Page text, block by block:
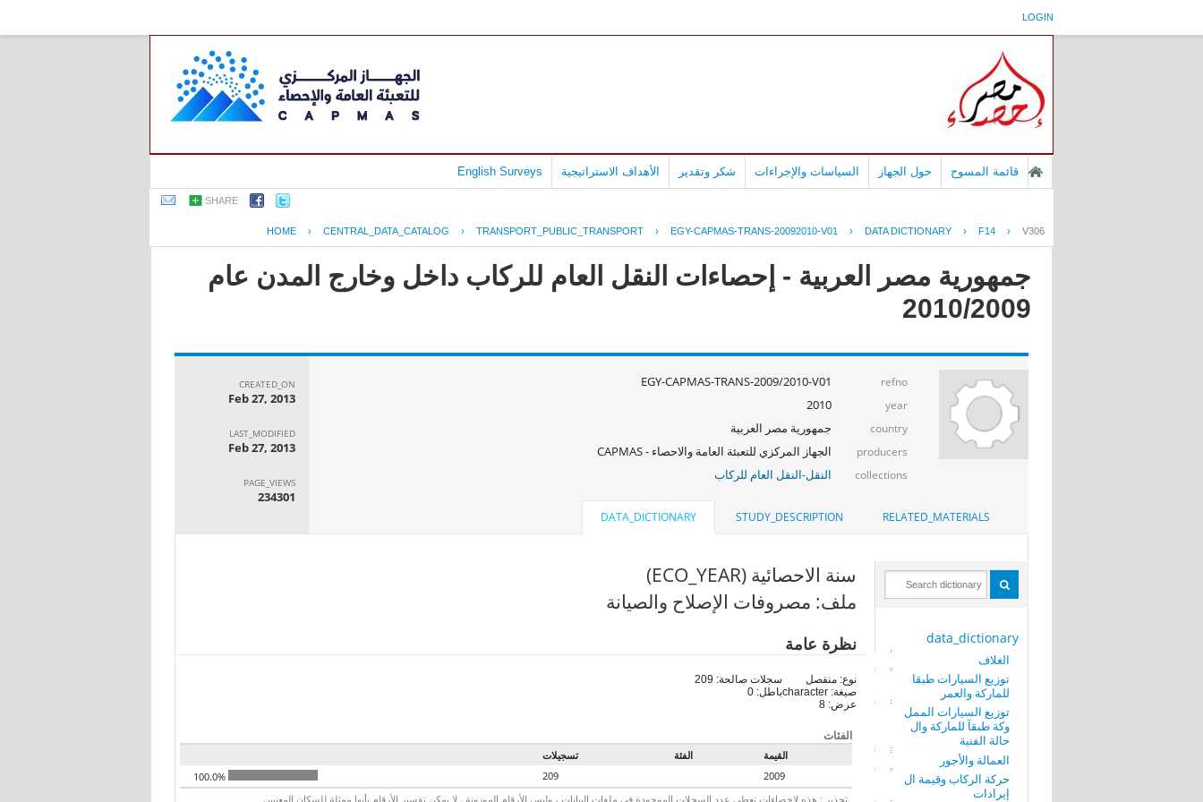
LOGIN
قائمة المسوح حول الجهاز السياسات والإجراءات شكر وتقدير الأهداف الاستراتيجية English Surveys
SHARE
HOME › CENTRAL_DATA_CATALOG › TRANSPORT_PUBLIC_TRANSPORT › EGY-CAPMAS-TRANS-20092010-V01 › DATA DICTIONARY › F14 › V306
جمهورية مصر العربية - إحصاءات النقل العام للركاب داخل وخارج المدن عام
2010/2009
refno
EGY-CAPMAS-TRANS-2009/2010-V01
year
2010
country جمهورية مصر العربية
producers الجهاز المركزي للتعبئة العامة والاحصاء - CAPMAS
collections النقل-النقل العام للركاب
CREATED_ON
Feb 27, 2013
LAST_MODIFIED
Feb 27, 2013
PAGE_VIEWS
234301
RELATED_MATERIALS
STUDY_DESCRIPTION
DATA_DICTIONARY
data_dictionary
الغلاف
توزيع السيارات طبقا
للماركة والعمر
توزيع السيارات الممل
وكة طبقآ للماركة وال
حالة الفنية
العمالة والأجور
حركة الركاب وقيمة ال
إيرادات
سنة الاحصائية (ECO_YEAR)
ملف: مصروفات الإصلاح والصيانة
نظرة عامة
نوع: منفصل
صيغة: character
عرض: 8
سجلات صالحة: 209
باطل: 0
الفئات
القيمة الفئة
تسجيلات
2009
209
تحذير : هذه لاحصاءات تعطي عدد السجلات الموجودة في ملفات البيانات ، وليس الأرقام الموزونة . لا يمكن تفسير الأرقام بأنها ممثلة للسكان المعنيين